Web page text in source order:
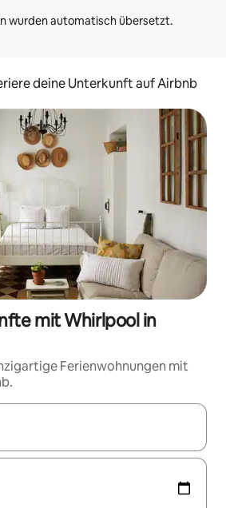
deine Unterkunft auf Airbnb
mit Whirlpool in
Ferienwohnungen mit
sind, navigiere mit den